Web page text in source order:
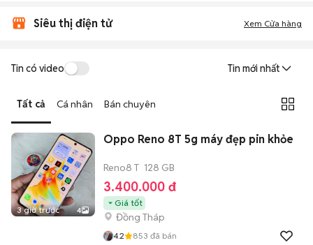
Siêu thị điện tử Xem Cửa hàng
Tin có video Tin mới nhất
Tất cả Cá nhân Bán chuyên
3 giờ trước 4
Oppo Reno 8T 5g máy đẹp pin khỏe
Reno8 T 128 GB
3.400.000 đ
Giá tốt
Đồng Tháp
4.2 853 đã bán